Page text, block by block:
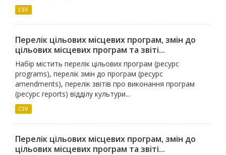
CSV
Перелік цільових місцевих програм, змін до
цільових місцевих програм та звіті...
Набір містить перелік цільових програм (ресурс
programs), перелік змін до програм (ресурс
amendments), перелік звітів про виконання програм
(ресурс reports) відділу культури...
CSV
Перелік цільових місцевих програм, змін до
цільових місцевих програм та звіті...